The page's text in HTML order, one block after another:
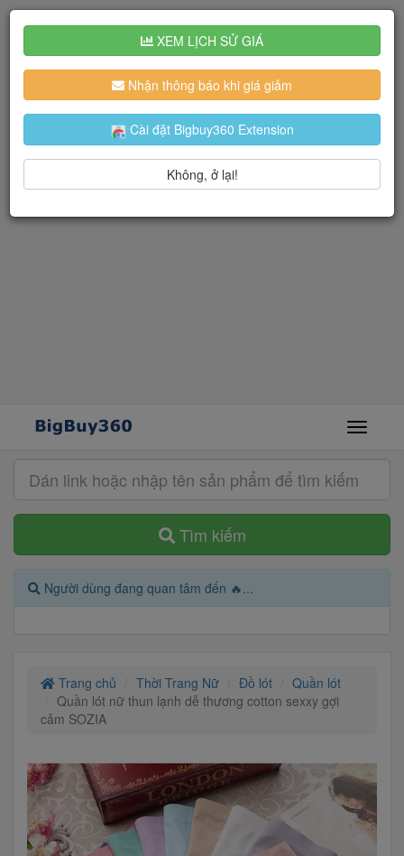
Tìm kiếm
Người dùng đang quan tâm đến 🔥...
Trang chủ Thời Trang Nữ Đồ lót
Quần lót
Quần lót nữ thun lạnh dễ thương cotton sexxy gợi
cảm SOZIA
XEM LỊCH SỬ GIÁ
Nhận thông báo khi giá giảm
Cài đặt Bigbuy360 Extension
Không, ở lại!